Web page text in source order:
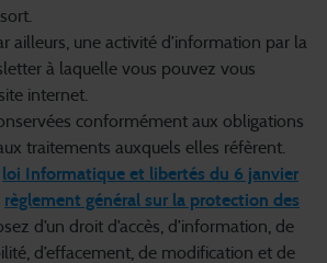
ailleurs, une activité d’information par la
à laquelle vous pouvez vous
internet.
conformément aux obligations
traitements auxquels elles réfèrent.
loi Informatique et libertés du 6 janvier
règlement général sur la protection des
d’un droit d’accès, d’information, de
d’effacement, de modification et de